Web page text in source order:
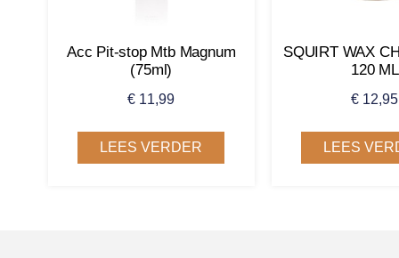
Acc Pit-stop Mtb Magnum
(75ml)
€ 11,99
LEES VERDER
SQUIRT WAX
120 ML
€ 12,95
LEES